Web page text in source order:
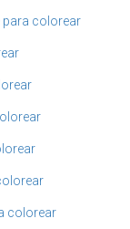
para colorear
colorear